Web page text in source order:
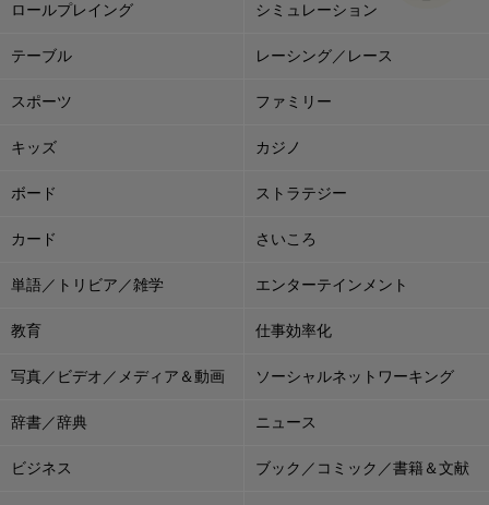
ロールプレイング シミュレーション
テーブル レーシング／レース
スポーツ ファミリー
キッズ カジノ
ボード ストラテジー
カード さいころ
単語／トリビア／雑学 エンターテインメント
教育 仕事効率化
写真／ビデオ／メディア＆動画 ソーシャルネットワーキング
辞書／辞典 ニュース
ビジネス ブック／コミック／書籍＆文献